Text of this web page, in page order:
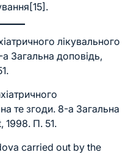
[15] .
лікувального
а Загальна доповідь,
те згоди. 8-а Загальна
1998. П. 51.
carried out by the